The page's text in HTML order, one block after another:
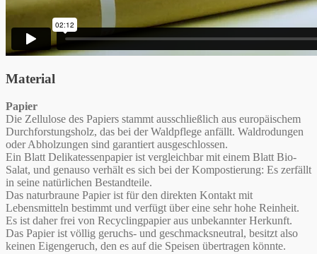
Material
Papier
Die Zellulose des Papiers stammt ausschließlich aus europäischem
Durchforstungsholz, das bei der Waldpflege anfällt. Waldrodungen
oder Abholzungen sind garantiert ausgeschlossen.
Ein Blatt Delikatessenpapier ist vergleichbar mit einem Blatt Bio-
Salat, und genauso verhält es sich bei der Kompostierung: Es zerfällt
in seine natürlichen Bestandteile.
Das naturbraune Papier ist für den direkten Kontakt mit
Lebensmitteln bestimmt und verfügt über eine sehr hohe Reinheit.
Es ist daher frei von Recyclingpapier aus unbekannter Herkunft.
Das Papier ist völlig geruchs- und geschmacksneutral, besitzt also
keinen Eigengeruch, den es auf die Speisen übertragen könnte.